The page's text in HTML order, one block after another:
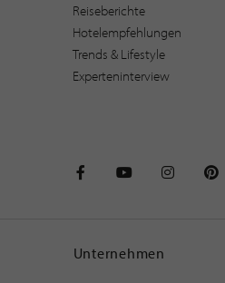
Reiseberichte
Hotelempfehlungen
Trends & Lifestyle
Experteninterview
Unternehmen